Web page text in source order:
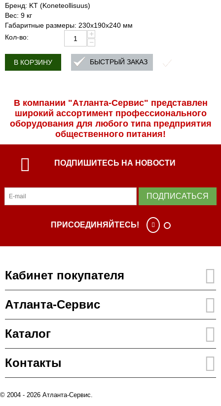
Бренд: KT (Koneteollisuus)
Вес: 9 кг
Габаритные размеры: 230x190x240 мм
Кол-во:
+
−
В КОРЗИНУ БЫСТРЫЙ ЗАКАЗ
В компании "Атланта-Сервис" представлен
широкий ассортимент профессиональ­ного
оборудования для любого типа предприятия
общественного питания!
ПОДПИШИТЕСЬ НА НОВОСТИ
ПОДПИСАТЬСЯ
ПРИСОЕДИНЯЙТЕСЬ!
Кабинет покупателя
Атланта-Сервис
Каталог
Контакты
© 2004 - 2026 Атланта-Сервис.